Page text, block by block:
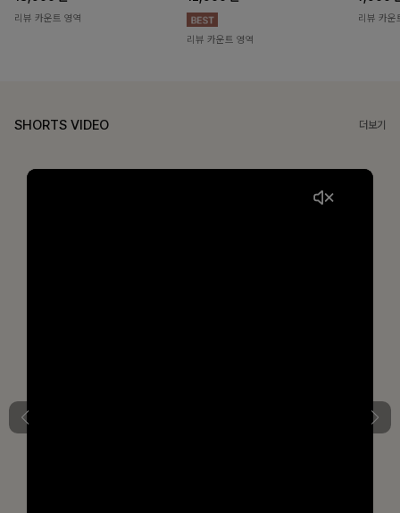
리뷰 카운트 영역
리뷰 카운트 영역
리뷰 카운
SHORTS VIDEO 더보기